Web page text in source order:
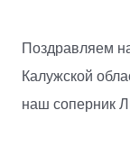
Поздравляем
Калужской
наш соперник